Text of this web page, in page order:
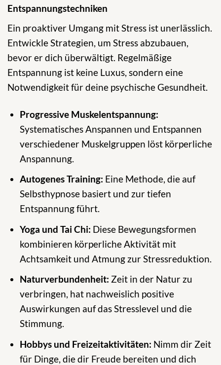
Entspannungstechniken
Ein proaktiver Umgang mit Stress ist unerlässlich.
Entwickle Strategien, um Stress abzubauen,
bevor er dich überwältigt. Regelmäßige
Entspannung ist keine Luxus, sondern eine
Notwendigkeit für deine psychische Gesundheit.
Progressive Muskelentspannung:
Systematisches Anspannen und Entspannen
verschiedener Muskelgruppen löst körperliche
Anspannung.
Autogenes Training: Eine Methode, die auf
Selbsthypnose basiert und zur tiefen
Entspannung führt.
Yoga und Tai Chi: Diese Bewegungsformen
kombinieren körperliche Aktivität mit
Achtsamkeit und Atmung zur Stressreduktion.
Naturverbundenheit: Zeit in der Natur zu
verbringen, hat nachweislich positive
Auswirkungen auf das Stresslevel und die
Stimmung.
Hobbys und Freizeitaktivitäten: Nimm dir Zeit
für Dinge, die dir Freude bereiten und dich